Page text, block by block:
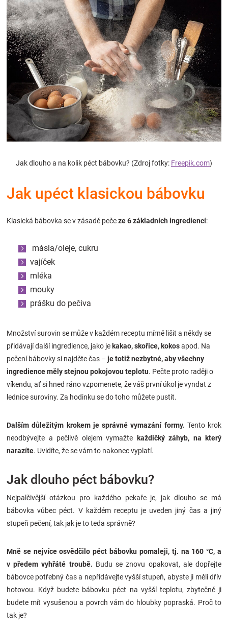
zábava
pro
Těhotenské
oblečení
Přihlášení
Jak dlouho a na kolik péct bábovku? (Zdroj fotky: Freepik.com)
Jak upéct klasickou bábovku
Klasická bábovka se v zásadě pečeze 6 základních ingrediencí:
másla/oleje, cukru
vajíček
mléka
mouky
prášku do pečiva
Množství surovin se může v každém receptu mírně lišit a někdy se
přidávají další ingredience, jako je kakao, skořice, kokosapod. Na
pečení bábovky si najděte čas – je totiž nezbytné, aby všechny
ingredience měly stejnou pokojovou teplotu. Pečte proto raději o
víkendu, ať si hned ráno vzpomenete, že váš první úkol je vyndat z
lednice suroviny. Za hodinku se do toho můžete pustit.
Dalším důležitým krokem je správné vymazání formy. Tento krok
neodbývejte a pečlivě olejem vymažte
každičký záhyb, na který
narazíte. Uvidíte, že se vám to nakonec vyplatí.
Jak dlouho péct bábovku?
Nejpalčivější otázkou pro každého pekaře je, jak dlouho se má
bábovka vůbec péct. V každém receptu je uveden jiný čas a jiný
stupeň pečení, tak jak je to teda správně?
Mně se nejvíce osvědčilo péct bábovku pomaleji, tj. na 160 °C, a
v předem vyhřáté troubě. Budu se znovu opakovat, ale dopřejte
bábovce potřebný čas a nepřidávejte vyšší stupeň, abyste ji měli dřív
hotovou. Když budete bábovku péct na vyšší teplotu, zbytečně ji
budete mít vysušenou a povrch vám do hloubky popraská. Proč to
tak je?